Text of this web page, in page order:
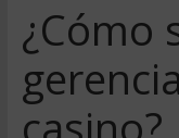
¿Cómo